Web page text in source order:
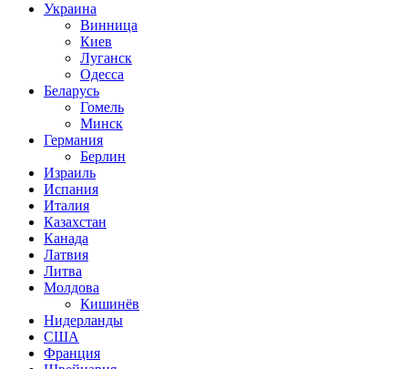
Украина
Винница
Киев
Луганск
Одесса
Беларусь
Гомель
Минск
Германия
Берлин
Израиль
Испания
Италия
Казахстан
Канада
Латвия
Литва
Молдова
Кишинёв
Нидерланды
США
Франция